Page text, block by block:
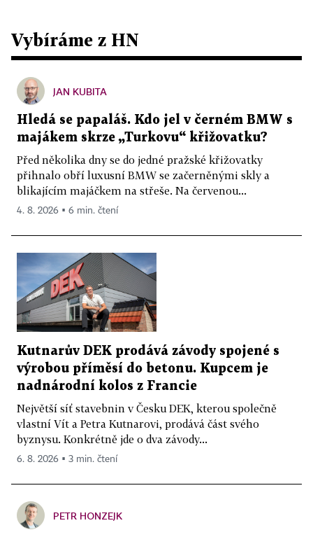
Vybíráme z HN
JAN KUBITA
Hledá se papaláš. Kdo jel v černém BMW s
majákem skrze „Turkovu“ křižovatku?
Před několika dny se do jedné pražské křižovatky
přihnalo obří luxusní BMW se začerněnými skly a
blikajícím majáčkem na střeše. Na červenou...
4. 8. 2026 ▪ 6 min. čtení
Kutnarův DEK prodává závody spojené s
výrobou příměsí do betonu. Kupcem je
nadnárodní kolos z Francie
Největší síť stavebnin v Česku DEK, kterou společně
vlastní Vít a Petra Kutnarovi, prodává část svého
byznysu. Konkrétně jde o dva závody...
6. 8. 2026 ▪ 3 min. čtení
PETR HONZEJK